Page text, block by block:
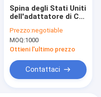
Spina degli Stati Uniti
dell'adattatore di CC
elettrodomestici 12v
2a fissata al muro
con approvazione
Prezzo:negotiable
MOQ:1000
Ottieni l'ultimo prezzo
Contattaci